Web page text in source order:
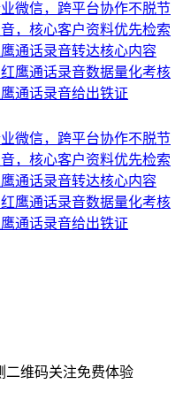
微信，跨平台协作不脱节
，核心客户资料优先检索
通话录音转达核心内容
鹰通话录音数据量化考核
通话录音给出铁证
微信，跨平台协作不脱节
，核心客户资料优先检索
通话录音转达核心内容
鹰通话录音数据量化考核
通话录音给出铁证
维码关注免费体验